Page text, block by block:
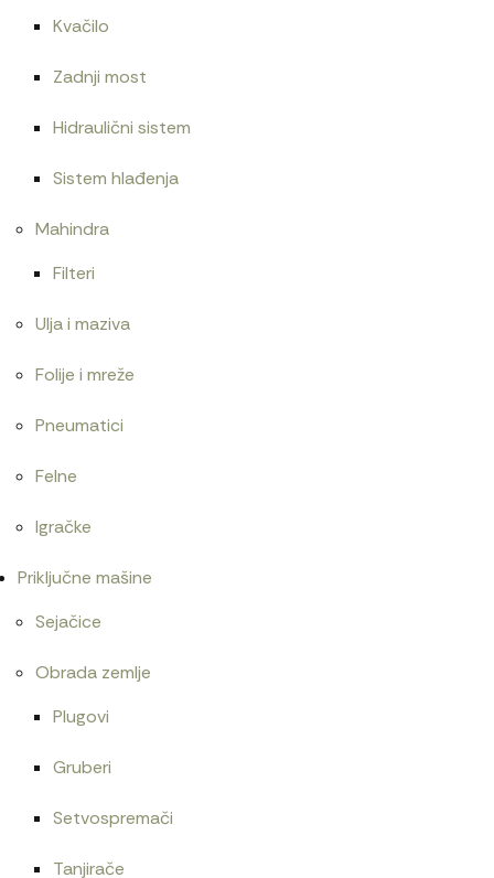
Kvačilo
Zadnji most
Hidraulični sistem
Sistem hlađenja
Mahindra
Filteri
Ulja i maziva
Folije i mreže
Pneumatici
Felne
Igračke
Priključne mašine
Sejačice
Obrada zemlje
Plugovi
Gruberi
Setvospremači
Tanjirače